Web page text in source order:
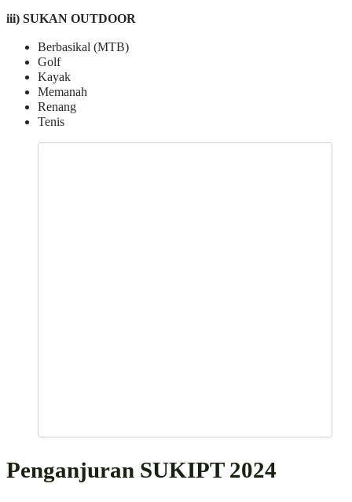
iii) SUKAN OUTDOOR
Berbasikal (MTB)
Golf
Kayak
Memanah
Renang
Tenis
Penganjuran SUKIPT 2024